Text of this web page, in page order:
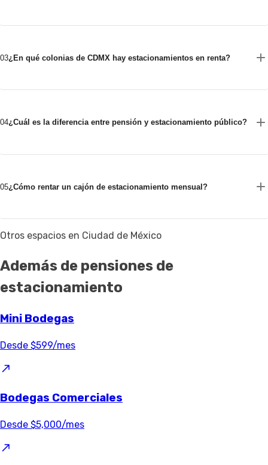
03¿En qué colonias de CDMX hay estacionamientos en renta?
04¿Cuál es la diferencia entre pensión y estacionamiento público?
05¿Cómo rentar un cajón de estacionamiento mensual?
Otros espacios en Ciudad de México
Además de pensiones de
estacionamiento
Mini Bodegas
Desde $599/mes
Bodegas Comerciales
Desde $5,000/mes